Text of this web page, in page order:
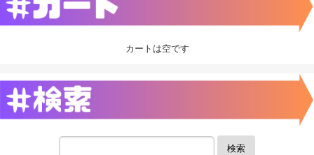
カートは空です
検索